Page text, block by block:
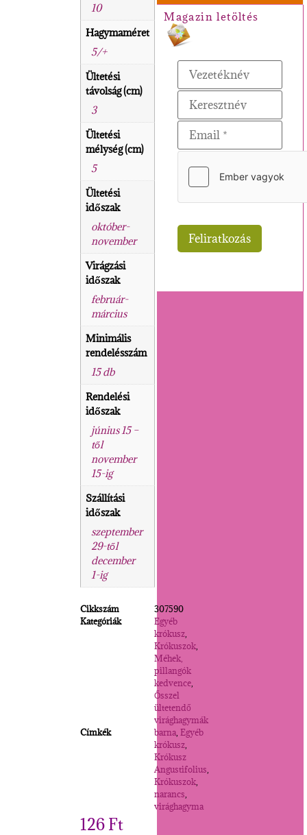
Magazin letöltés
10
Hagymaméret
5/+
Ültetési
távolság (cm)
3
Ültetési
mélység (cm)
5
Ültetési
időszak
október-
november
Virágzási
időszak
február-
március
Minimális
rendelésszám
15 db
Rendelési
időszak
június 15 –
től
november
15-ig
Szállítási
időszak
szeptember
29-től
december
1-ig
Cikkszám
307590
Kategóriák
Egyéb
krókusz,
Krókuszok,
Méhek,
pillangók
kedvence,
Ősszel
ültetendő
virághagymák
Címkék
barna,Egyéb
krókusz,
Krókusz
Angustifolius,
Krókuszok,
narancs,
virághagyma
126Ft